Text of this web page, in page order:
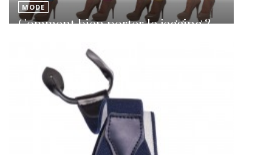
MODE
Comment bien porter le jegging ?